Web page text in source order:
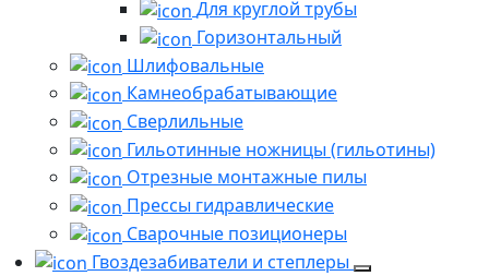
Для круглой трубы
Горизонтальный
Шлифовальные
Камнеобрабатывающие
Сверлильные
Гильотинные ножницы (гильотины)
Отрезные монтажные пилы
Прессы гидравлические
Сварочные позиционеры
Гвоздезабиватели и степлеры